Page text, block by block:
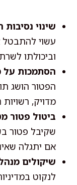
שינוי נסיבות
עשוי
וביכולתו
הסתמכות על
הפטור הושג
מדויק,
ביטול פטור
שקיבל פטור
אם יתגלה
שיקולים
לנקוט